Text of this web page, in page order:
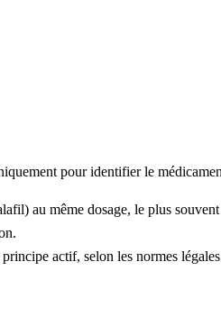
pour identifier le
au même dosage, le plus
actif, selon les normes